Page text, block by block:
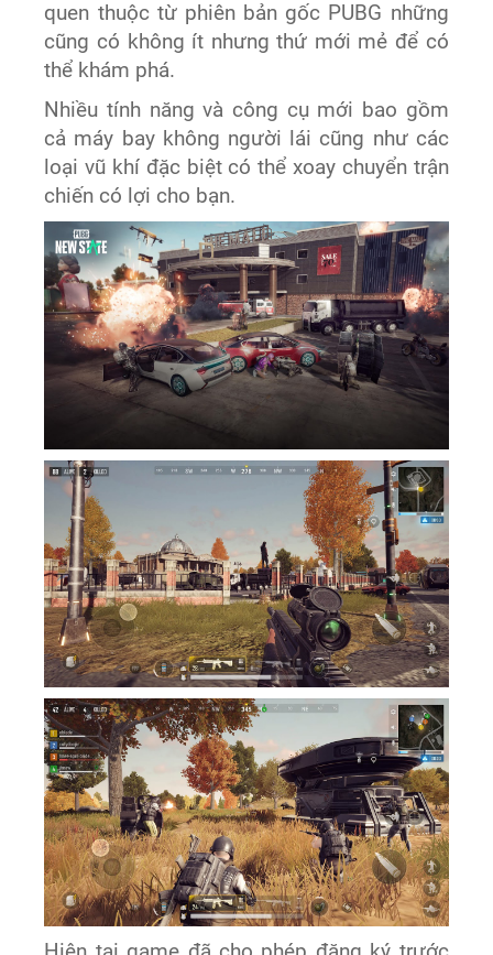
quen thuộc từ phiên bản gốc PUBG những
cũng có không ít nhưng thứ mới mẻ để có
thể khám phá.
Nhiều tính năng và công cụ mới bao gồm
cả máy bay không người lái cũng như các
loại vũ khí đặc biệt có thể xoay chuyển trận
chiến có lợi cho bạn.